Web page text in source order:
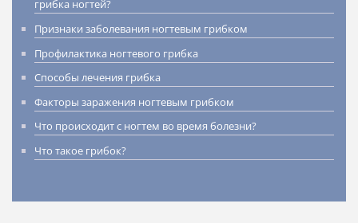
грибка ногтей?
Признаки заболевания ногтевым грибком
Профилактика ногтевого грибка
Способы лечения грибка
Факторы заражения ногтевым грибком
Что происходит с ногтем во время болезни?
Что такое грибок?